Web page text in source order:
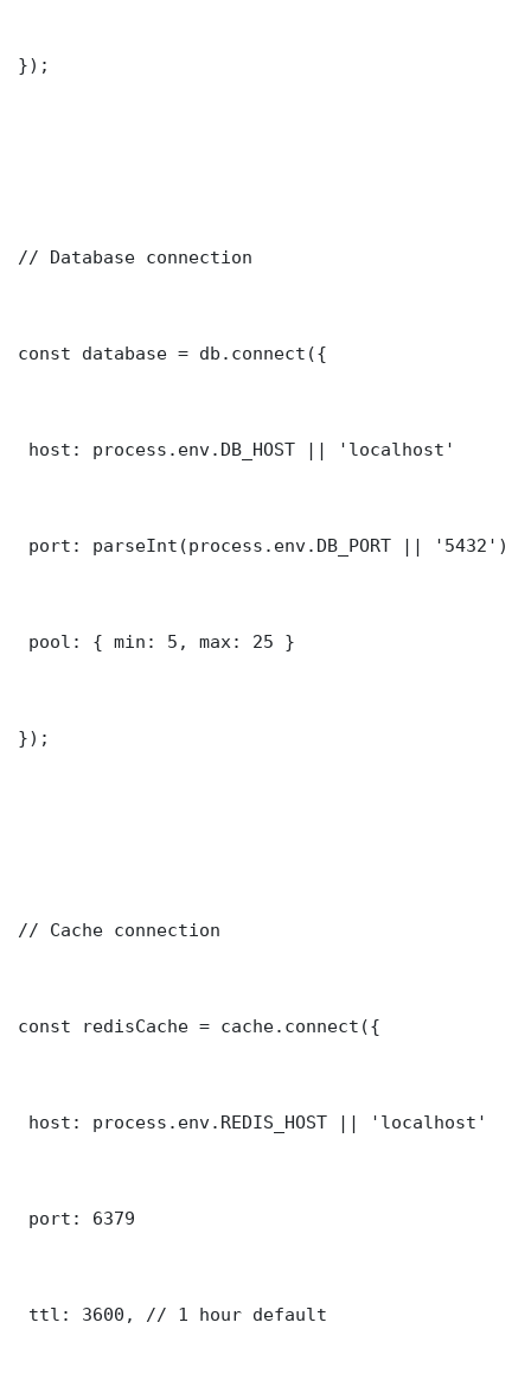
});
// Database connection
const database = db.connect({
host: process.env.DB_HOST || 'localhost'
port: parseInt(process.env.DB_PORT || '5432')
pool: { min: 5, max: 25 }
});
// Cache connection
const redisCache = cache.connect({
host: process.env.REDIS_HOST || 'localhost'
port: 6379
ttl: 3600, // 1 hour default